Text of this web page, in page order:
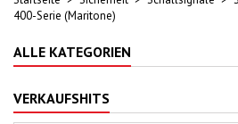
400-Serie (Maritone)
ALLE KATEGORIEN
VERKAUFSHITS